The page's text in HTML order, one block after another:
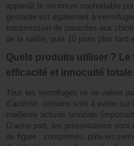
apparaît le minimum souhaitable
gestante est également à
transmission de parasites aux
de la saillie, puis 10 jours plus tard
Quels produits utiliser ?
efficacité et innocuité totale
Tous les vermifuges ne se valent
d’activité, certains sont à éviter sur
meilleure activité larvicide
D’autre part, les présentations
de figure : comprimés, pâte en